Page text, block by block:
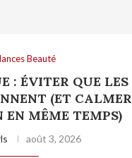
Beauté
: ÉVITER QUE LES
(ET CALMER
EN MÊME TEMPS)
août 3, 2026